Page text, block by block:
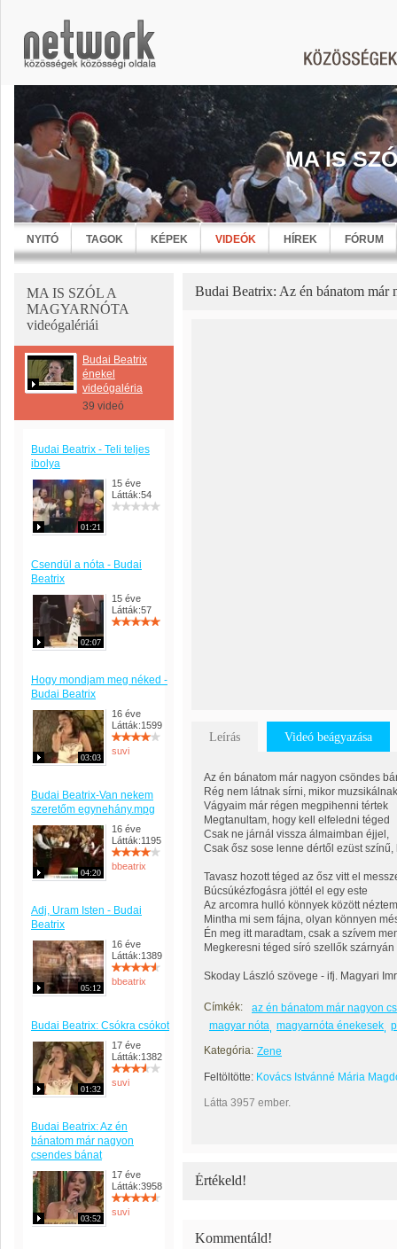
MA IS
NYITÓ TAGOK KÉPEK VIDEÓK HÍREK FÓRUM
MA IS SZÓL A
MAGYARNÓTA
videógalériái
Budai Beatrix
énekel
videógaléria
39 videó
Budai Beatrix - Teli teljes
ibolya
01:21
15 éve
Látták:54
Csendül a nóta - Budai
Beatrix
02:07
15 éve
Látták:57
Hogy mondjam meg néked -
Budai Beatrix
03:03
16 éve
Látták:1599
suvi
Budai Beatrix-Van nekem
szeretőm egynehány.mpg
04:20
16 éve
Látták:1195
bbeatrix
Adj, Uram Isten - Budai
Beatrix
05:12
16 éve
Látták:1389
bbeatrix
Budai Beatrix: Csókra csókot
01:32
17 éve
Látták:1382
suvi
Budai Beatrix: Az én
bánatom már nagyon
csendes bánat
03:52
17 éve
Látták:3958
suvi
Budai Beatrix: Az én bánatom már
Leírás Videó beágyazása
Az én bánatom már nagyon csöndes
Rég nem látnak sírni, mikor muzsikálnak
Vágyaim már régen megpihenni tértek
Megtanultam, hogy kell elfeledni téged
Csak ne járnál vissza álmaimban éjjel,
Csak ősz sose lenne dértől ezüst
Tavasz hozott téged az ősz vitt el
Búcsúkézfogásra jöttél el egy este
Az arcomra hulló könnyek között néztem
Mintha mi sem fájna, olyan könnyen
Én meg itt maradtam, csak a szívem
Megkeresni téged síró szellők
Skoday László szövege - ifj. Magyari
Címkék:
az én bánatom már nagyon
magyar nóta magyarnóta énekesek
Kategória: Zene
Feltöltötte: Kovács Istvánné Mária
Látta 3957 ember.
Értékeld!
Kommentáld!